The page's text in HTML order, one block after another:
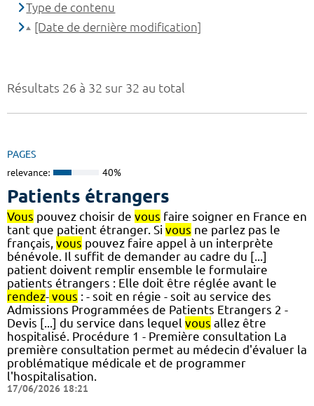
Résultats 26 à 32 sur 32 au total
PAGES
relevance: 40%
Patients étrangers
Vous pouvez choisir de vous faire soigner en France en
tant que patient étranger. Si vous ne parlez pas le
français, vous pouvez faire appel à un interprète
bénévole. Il suffit de demander au cadre du [...]
patient doivent remplir ensemble le formulaire
patients étrangers : Elle doit être réglée avant le
rendez- vous : - soit en régie - soit au service des
Admissions Programmées de Patients Etrangers 2 -
Devis [...] du service dans lequel vous allez être
hospitalisé. Procédure 1 - Première consultation La
première consultation permet au médecin d'évaluer la
problématique médicale et de programmer
l'hospitalisation.
17/06/2026 18:21
Type de contenu
[Date de dernière modification]